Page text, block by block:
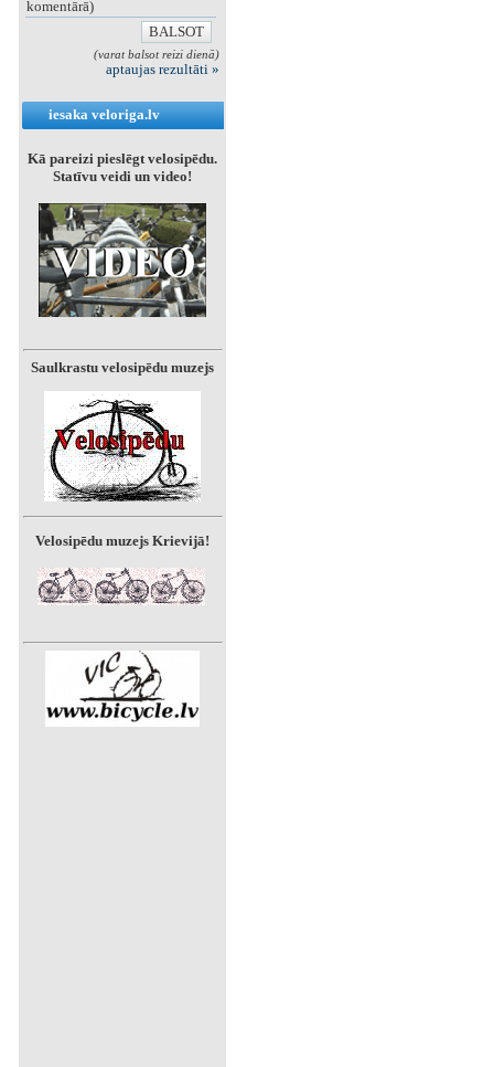
komentārā)
(varat balsot reizi dienā)
aptaujas rezultāti »
iesaka veloriga.lv
Kā pareizi pieslēgt velosipēdu.
Statīvu veidi un video!
Saulkrastu velosipēdu muzejs
Velosipēdu muzejs Krievijā!